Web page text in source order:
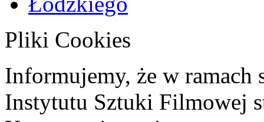
Pliki Cookies
Informujemy, że w ramach
Instytutu Sztuki Filmowej